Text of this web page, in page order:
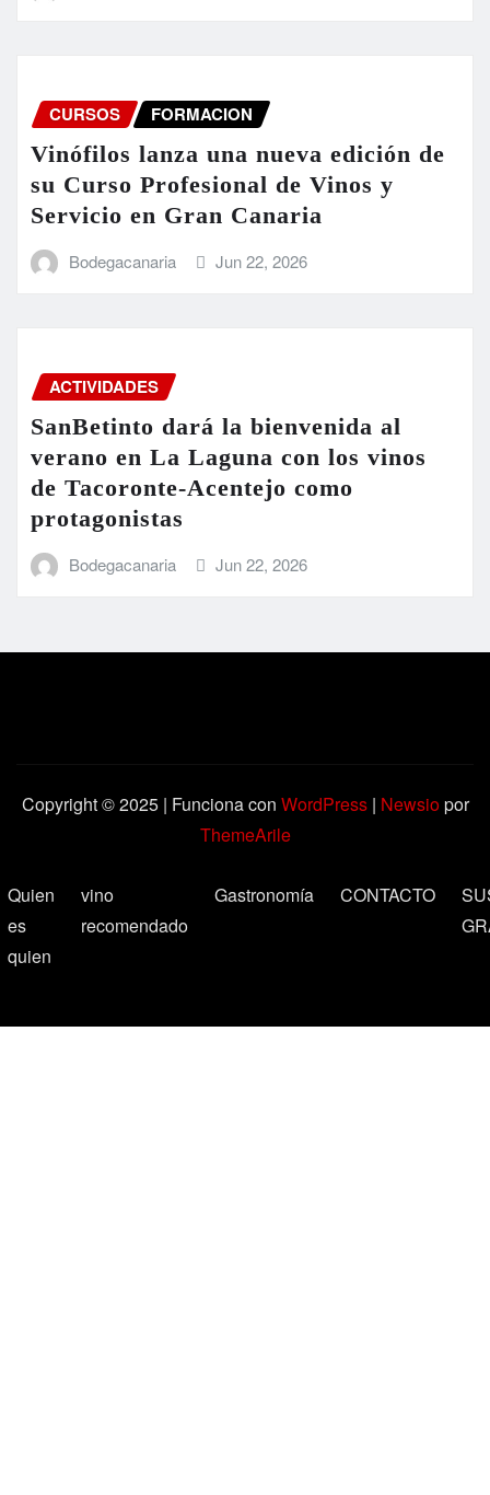
CURSOS FORMACION
Vinófilos lanza una nueva edición de
su Curso Profesional de Vinos y
Servicio en Gran Canaria
Bodegacanaria Jun 22, 2026
ACTIVIDADES
SanBetinto dará la bienvenida al
verano en La Laguna con los vinos
de Tacoronte-Acentejo como
protagonistas
Bodegacanaria Jun 22, 2026
Copyright © 2025 | Funciona con WordPress | Newsiopor
ThemeArile
Quien
es
quien
vino
recomendado
Gastronomía CONTACTO